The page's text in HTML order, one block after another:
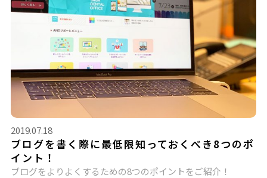
2019.07.18
ブログを書く際に最低限知っておくべき8つのポ
イント！
ブログをよりよくするための8つのポイントをご紹介！